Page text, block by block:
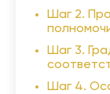
Шаг 2.
Шаг 3.
Шаг 4.